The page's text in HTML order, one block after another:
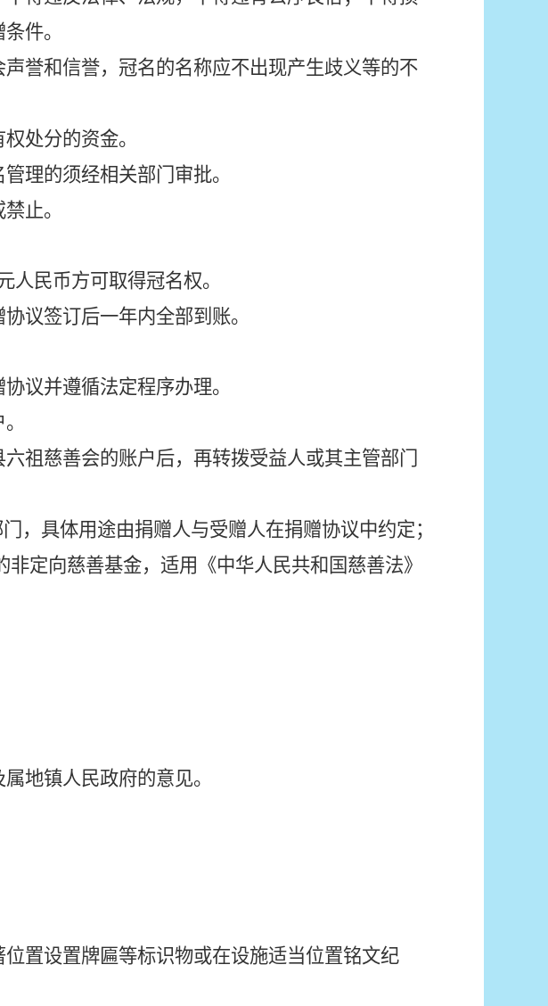
件。
誉和信誉，冠名的名称应不出现产生歧义等的不
处分的资金。
理的须经相关部门审批。
止。
人民币方可取得冠名权。
议签订后一年内全部到账。
议并遵循法定程序办理。
祖慈善会的账户后，再转拨受益人或其主管部门
，具体用途由捐赠人与受赠人在捐赠协议中约定；
定向慈善基金，适用《中华人民共和国慈善法》
地镇人民政府的意见。
置设置牌匾等标识物或在设施适当位置铭文纪